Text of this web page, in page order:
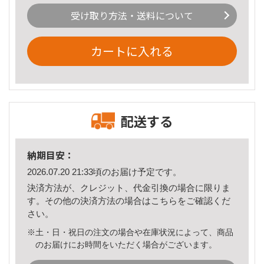
受け取り方法・送料について
カートに入れる
配送する
納期目安：
2026.07.20 21:33頃のお届け予定です。
決済方法が、クレジット、代金引換の場合に限りま
す。その他の決済方法の場合はこちら をご確認くだ
さい。
※土・日・祝日の注文の場合や在庫状況によって、商品
のお届けにお時間をいただく場合がございます。